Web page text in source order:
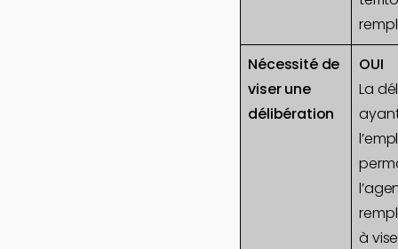
Nécessité de
viser une
délibération
OUI
La
à